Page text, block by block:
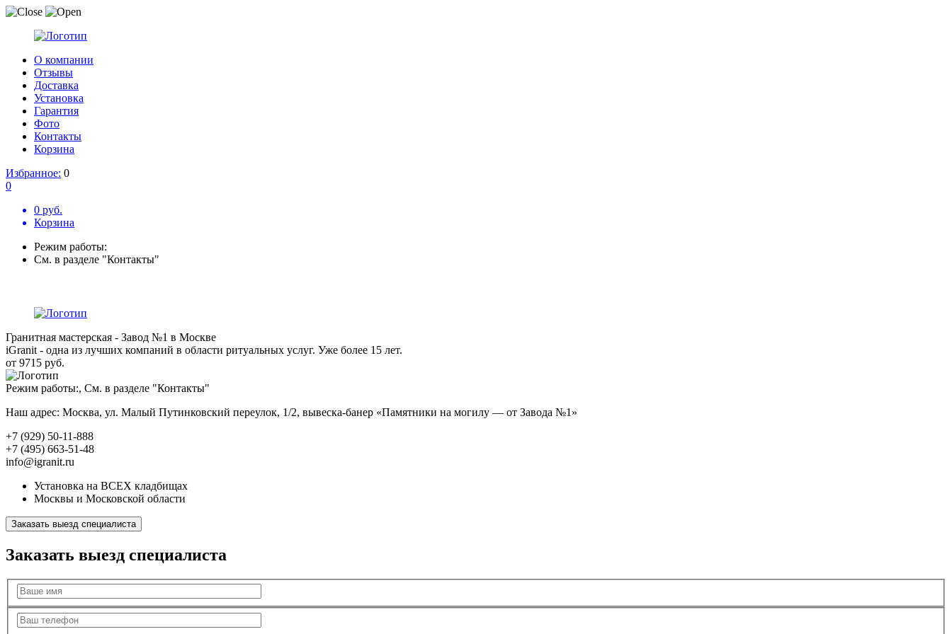
О компании
Отзывы
Доставка
Установка
Гарантия
Фото
Контакты
Корзина
Избранное: 0
0
0 руб.
Корзина
Режим работы:
См. в разделе "Контакты"
Гранитная мастерская - Завод №1 в Москве
iGranit - одна из лучших компаний в области ритуальных услуг. Уже более 15 лет.
от 9715 руб.
Режим работы:, См. в разделе "Контакты"
Наш адрес: Москва, ул. Малый Путинковский переулок, 1/2, вывеска-банер «Памятники на могилу — от Завода №1»
+7 (929) 50-11-888
+7 (495) 663-51-48
info@igranit.ru
Установка на ВСЕХ кладбищах
Москвы и Московской области
Заказать выезд специалиста
Заказать выезд специалиста